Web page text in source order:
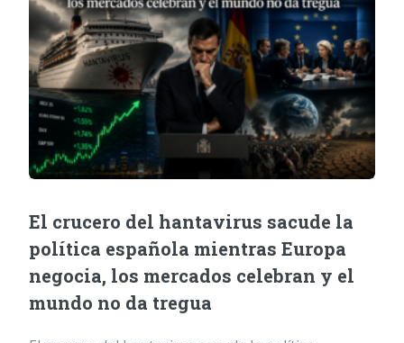
El crucero del hantavirus sacude la
política española mientras Europa
negocia, los mercados celebran y el
mundo no da tregua